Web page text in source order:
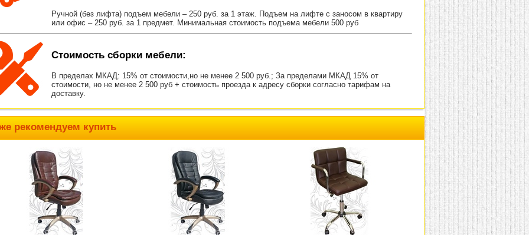
Ручной (без лифта) подъем мебели – 250 руб. за 1 этаж. Подъем на лифте с заносом в квартиру
или офис – 250 руб. за 1 предмет. Минимальная стоимость подъема мебели 500 руб
Стоимость сборки мебели:
В пределах МКАД: 15% от стоимости,но не менее 2 500 руб.; За пределами МКАД 15% от
стоимости, но не менее 2 500 руб + стоимость проезда к адресу сборки согласно тарифам на
доставку.
рекомендуем купить